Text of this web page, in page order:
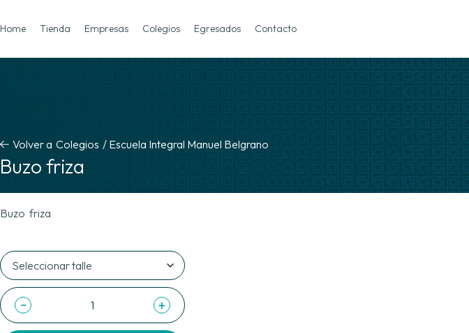
Home Tienda Empresas Colegios Egresados Contacto
Volver a Colegios / Escuela Integral Manuel Belgrano
Buzo friza
Buzo friza
- +